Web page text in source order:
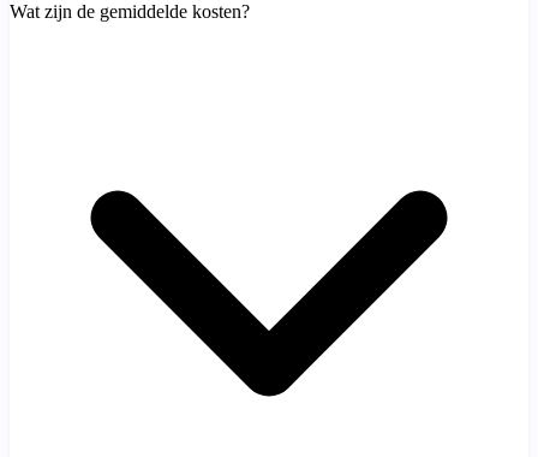
Wat zijn de gemiddelde kosten?